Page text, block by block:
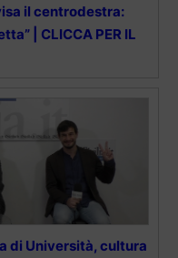
il centrodestra:
| CLICCA PER IL
di Università, cultura